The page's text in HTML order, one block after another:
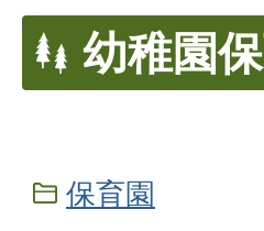
幼稚園
保育園